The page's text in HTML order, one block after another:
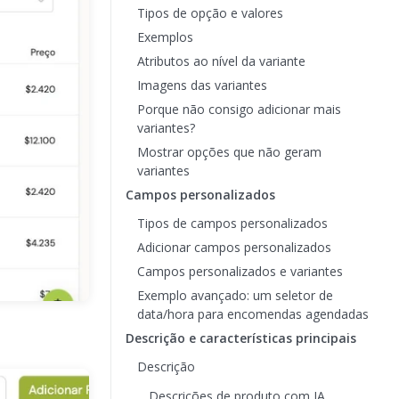
Tipos de opção e valores
Exemplos
Atributos ao nível da variante
Imagens das variantes
Porque não consigo adicionar mais
variantes?
Mostrar opções que não geram
variantes
Campos personalizados
Tipos de campos personalizados
Adicionar campos personalizados
Campos personalizados e variantes
Exemplo avançado: um seletor de
data/hora para encomendas agendadas
Descrição e características principais
Descrição